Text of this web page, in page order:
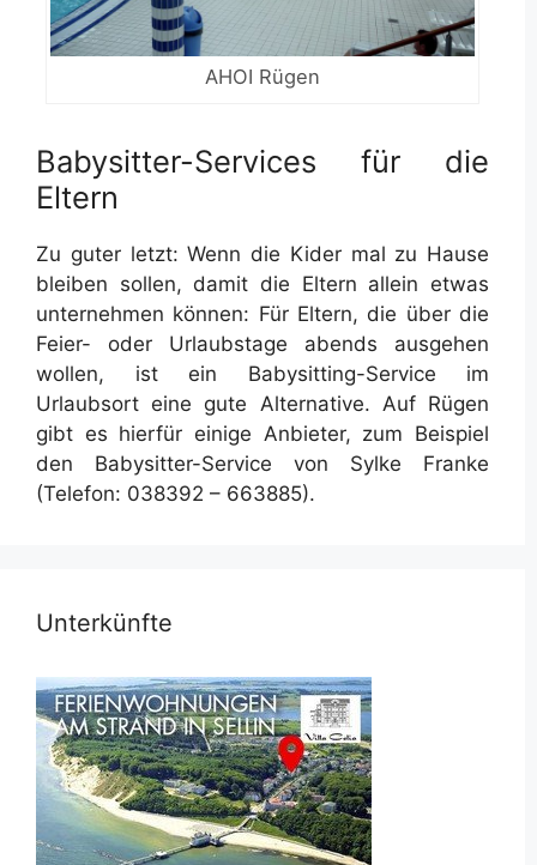
AHOI Rügen
Babysitter-Services für die
Eltern
Zu guter letzt: Wenn die Kider mal zu Hause
bleiben sollen, damit die Eltern allein etwas
unternehmen können: Für Eltern, die über die
Feier- oder Urlaubstage abends ausgehen
wollen, ist ein Babysitting-Service im
Urlaubsort eine gute Alternative. Auf Rügen
gibt es hierfür einige Anbieter, zum Beispiel
den Babysitter-Service von Sylke Franke
(Telefon: 038392 – 663885).
Unterkünfte